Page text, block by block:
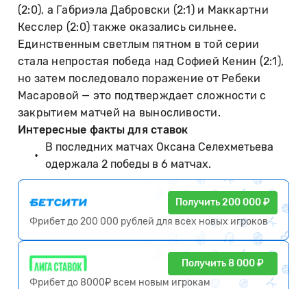
(2:0), а Габриэла Дабровски (2:1) и Маккартни
Кесслер (2:0) также оказались сильнее.
Единственным светлым пятном в той серии
стала непростая победа над Софией Кенин (2:1),
но затем последовало поражение от Ребеки
Масаровой — это подтверждает сложности с
закрытием матчей на выносливости.
Интересные факты для ставок
В последних матчах Оксана Селехметьева
одержала 2 победы в 6 матчах.
Получить 200 000 ₽
Фрибет до 200 000 рублей для всех новых игроков
Получить 8 000 ₽
Фрибет до 8000₽ всем новым игрокам